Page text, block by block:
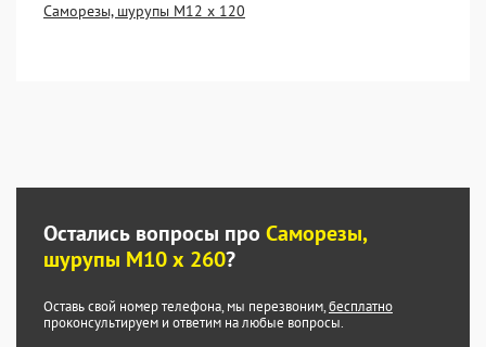
Саморезы, шурупы М12 х 120
Остались вопросы про Саморезы,
шурупы М10 х 260?
Оставь свой номер телефона, мы перезвоним,бесплатно
проконсультируем и ответим на любые вопросы.